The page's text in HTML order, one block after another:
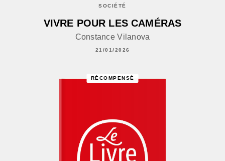
SOCIÉTÉ
VIVRE POUR LES CAMÉRAS
Constance Vilanova
21/01/2026
RÉCOMPENSÉ